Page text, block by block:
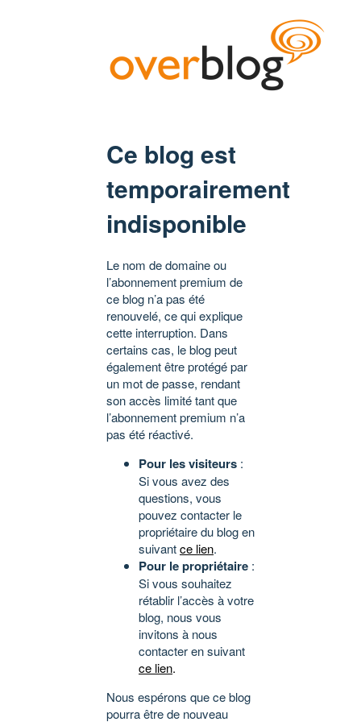
Ce blog est
temporairement
indisponible
Le nom de domaine ou
l’abonnement premium de
ce blog n’a pas été
renouvelé, ce qui explique
cette interruption. Dans
certains cas, le blog peut
également être protégé par
un mot de passe, rendant
son accès limité tant que
l’abonnement premium n’a
pas été réactivé.
Pour les visiteurs :
Si vous avez des
questions, vous
pouvez contacter le
propriétaire du blog en
suivantce lien.
Pour le propriétaire :
Si vous souhaitez
rétablir l’accès à votre
blog, nous vous
invitons à nous
contacter en suivant
ce lien.
Nous espérons que ce blog
pourra être de nouveau